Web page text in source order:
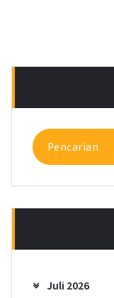
Pencarian
untuk:
Juli 2026